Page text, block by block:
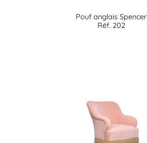
Pouf anglais Spencer
Réf. 202